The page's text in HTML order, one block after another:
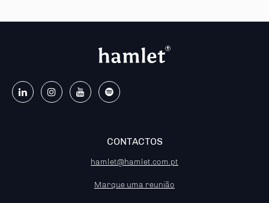
CONTACTOS
hamlet@hamlet.com.pt
Marque uma reunião